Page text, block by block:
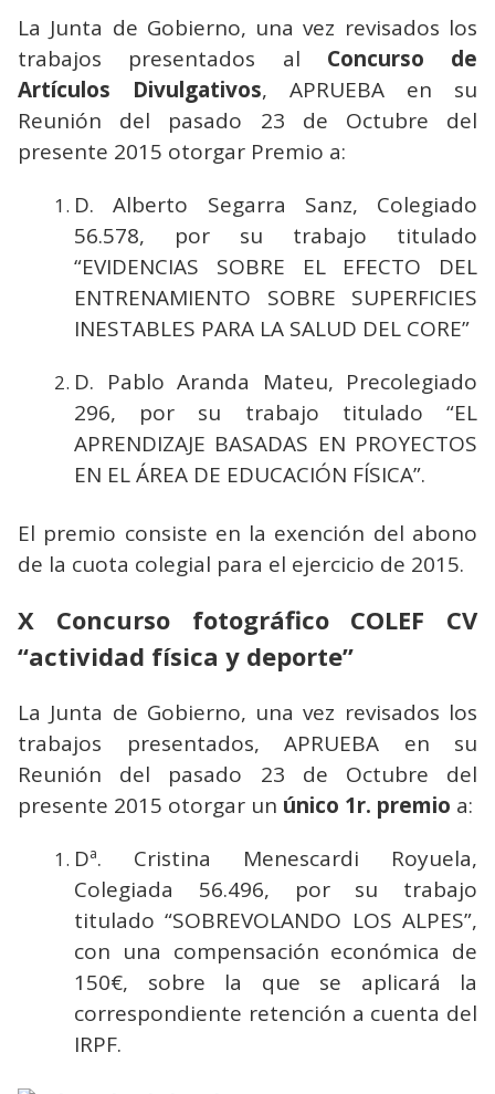
La Junta de Gobierno, una vez revisados los
trabajos presentados al Concurso de
Artículos Divulgativos, APRUEBA en su
Reunión del pasado 23 de Octubre del
presente 2015 otorgar Premio a:
D. Alberto Segarra Sanz, Colegiado
56.578, por su trabajo titulado
“EVIDENCIAS SOBRE EL EFECTO DEL
ENTRENAMIENTO SOBRE SUPERFICIES
INESTABLES PARA LA SALUD DEL CORE”
D. Pablo Aranda Mateu, Precolegiado
296, por su trabajo titulado “EL
APRENDIZAJE BASADAS EN PROYECTOS
EN EL ÁREA DE EDUCACIÓN FÍSICA”.
El premio consiste en la exención del abono
de la cuota colegial para el ejercicio de 2015.
X Concurso fotográfico COLEF CV
“actividad física y deporte”
La Junta de Gobierno, una vez revisados los
trabajos presentados, APRUEBA en su
Reunión del pasado 23 de Octubre del
presente 2015 otorgar un único 1r. premio a:
Dª. Cristina Menescardi Royuela,
Colegiada 56.496, por su trabajo
titulado “SOBREVOLANDO LOS ALPES”,
con una compensación económica de
150€, sobre la que se aplicará la
correspondiente retención a cuenta del
IRPF.